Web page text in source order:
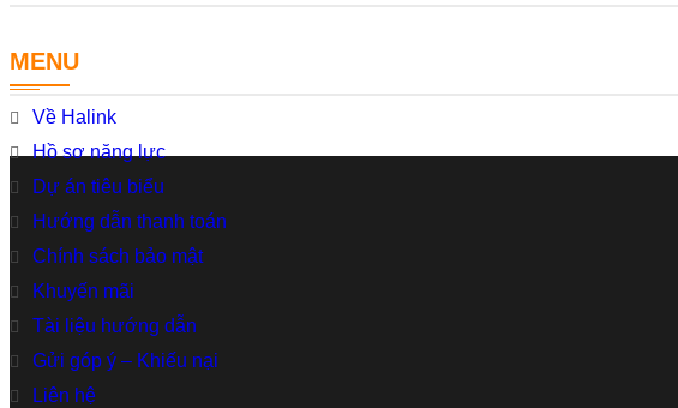
MENU
Về Halink
Hồ sơ năng lực
Dự án tiêu biểu
Hướng dẫn thanh toán
Chính sách bảo mật
Khuyến mãi
Tài liệu hướng dẫn
Gửi góp ý – Khiếu nại
Liên hệ